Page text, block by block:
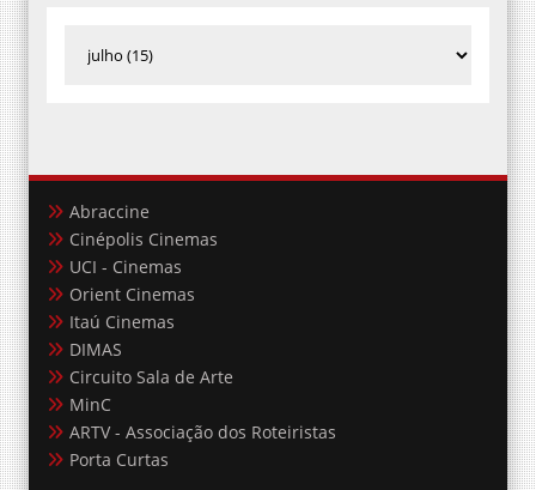
Abraccine
Cinépolis Cinemas
UCI - Cinemas
Orient Cinemas
Itaú Cinemas
DIMAS
Circuito Sala de Arte
MinC
ARTV - Associação dos Roteiristas
Porta Curtas